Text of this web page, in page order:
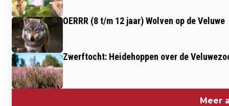
OERRR (8 t/m 12 jaar) Wolven op de Veluwe
Zwerftocht: Heidehoppen over de
Meer